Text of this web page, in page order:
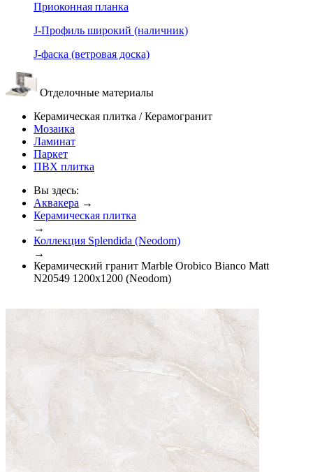
Приоконная планка
J-Профиль широкий (наличник)
J-фаска (ветровая доска)
Отделочные материалы
Керамическая плитка / Керамогранит
Мозаика
Ламинат
Паркет
ПВХ плитка
Вы здесь:
Аквакера →
Керамическая плитка
→
Коллекция Splendida (Neodom)
→
Керамический гранит Marble Orobico Bianco Matt
N20549 1200x1200 (Neodom)